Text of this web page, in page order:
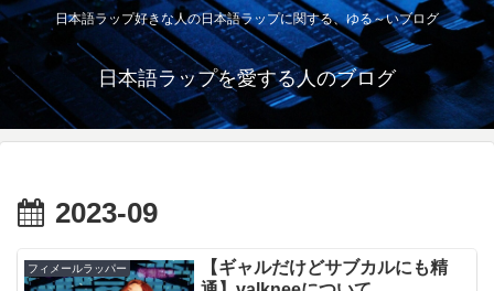
日本語ラップ好きな人の日本語ラップに関する、ゆる～いブログ
日本語ラップを愛する人のブログ
2023-09
フィメールラッパー
【ギャルだけどサブカルにも精